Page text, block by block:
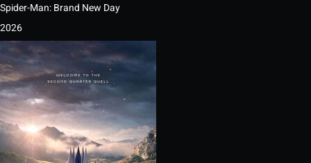
Spider-Man: Brand New Day
2026